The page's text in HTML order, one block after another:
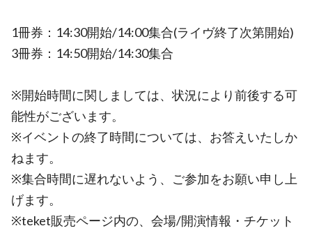
1冊券：14:30開始/14:00集合(ライヴ終了次第開始)
3冊券：14:50開始/14:30集合
※開始時間に関しましては、状況により前後する可
能性がございます。
※イベントの終了時間については、お答えいたしか
ねます。
※集合時間に遅れないよう、ご参加をお願い申し上
げます。
※teket販売ページ内の、会場/開演情報・チケット